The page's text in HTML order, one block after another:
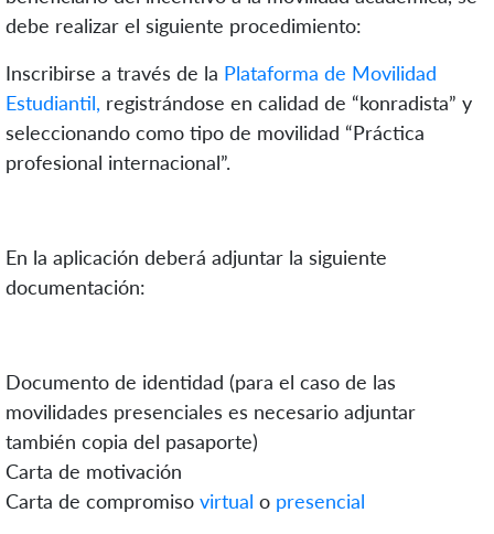
debe realizar el siguiente procedimiento:
Inscribirse a través de la Plataforma de Movilidad
Estudiantil, registrándose en calidad de “konradista” y
seleccionando como tipo de movilidad “Práctica
profesional internacional”.
En la aplicación deberá adjuntar la siguiente
documentación:
Documento de identidad (para el caso de las
movilidades presenciales es necesario adjuntar
también copia del pasaporte)
Carta de motivación
Carta de compromiso virtual o presencial